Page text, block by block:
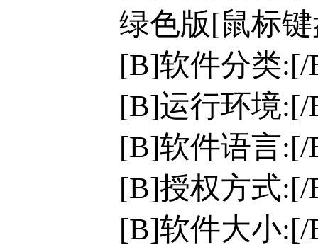
绿色版[鼠标
[B]软件分类
[B]运行环境:[/
[B]软件语言
[B]授权方式
[B]软件大小:[/